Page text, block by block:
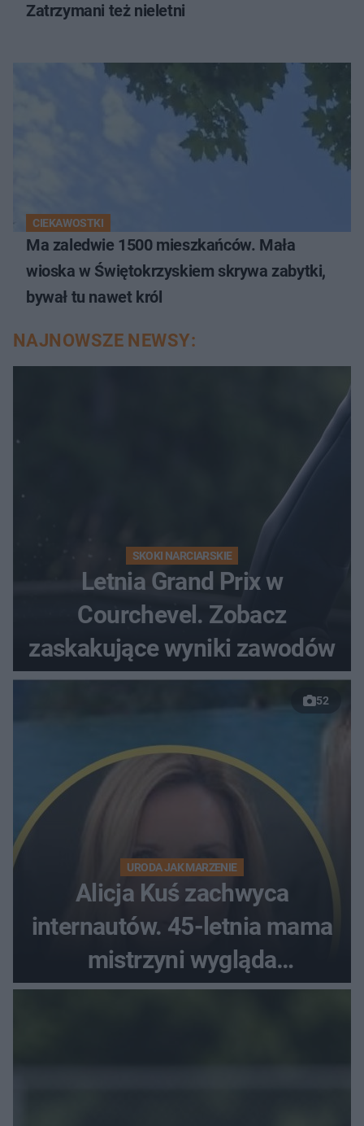
Zatrzymani też nieletni
CIEKAWOSTKI
Ma zaledwie 1500 mieszkańców. Mała
wioska w Świętokrzyskiem skrywa zabytki,
bywał tu nawet król
NAJNOWSZE NEWSY:
SKOKI NARCIARSKIE
Letnia Grand Prix w
Courchevel. Zobacz
zaskakujące wyniki zawodów
52
URODA JAK MARZENIE
Alicja Kuś zachwyca
internautów. 45-letnia mama
mistrzyni wygląda
zjawiskowo